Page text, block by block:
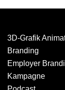
3D-Grafik
Branding
Employer
Kampagne